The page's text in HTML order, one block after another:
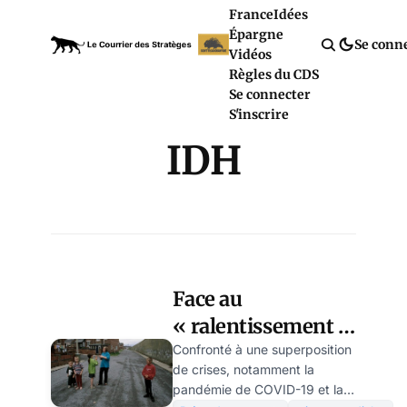
FranceIdées
Épargne
Vidéos
Règles du CDS
Se connecter
S'inscrire
Se
IDH
Face au
« ralentissement »
du développement
humain, l’ONU
Confronté à une superposition
de crises, notamment la
pandémie de COVID-19 et la